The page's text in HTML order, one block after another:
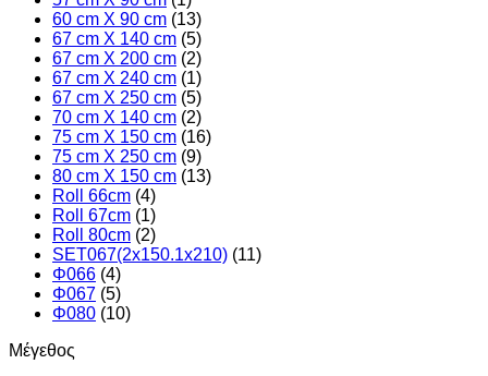
60 cm X 90 cm (13)
67 cm X 140 cm (5)
67 cm X 200 cm (2)
67 cm X 240 cm (1)
67 cm X 250 cm (5)
70 cm X 140 cm (2)
75 cm X 150 cm (16)
75 cm X 250 cm (9)
80 cm X 150 cm (13)
Roll 66cm (4)
Roll 67cm (1)
Roll 80cm (2)
SET067(2x150.1x210) (11)
Φ066 (4)
Φ067 (5)
Φ080 (10)
Μέγεθος